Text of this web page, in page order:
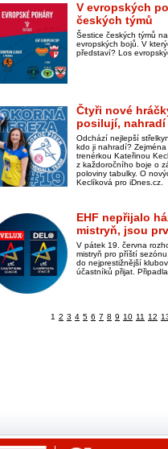
V evropských
českých týmů
Šestice českých týmů
evropských bojů. V
představí? Los
Čtyři nové
posilují,
Odchází nejlepší
kdo ji nahradí?
trenérkou Kateřinou
z každoročního boje o
poloviny tabulky. O
Keclíková pro iDnes.cz.
EHF nepřijalo
mistryň, jsou
V pátek 19. června
mistryň pro příští
do nejprestižnější
účastníků přijat.
1 2 3 4 5 6 7 8 9 10 11 12